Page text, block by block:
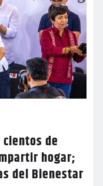
de
hogar;
del Bienestar